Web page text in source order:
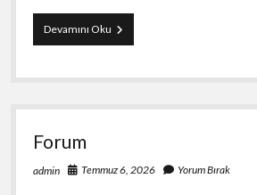
Devamını OkuFethiye
Gezi
Oludeniz
Kelebekler
Forum
admin Temmuz 6, 2026 Yorum Bırak